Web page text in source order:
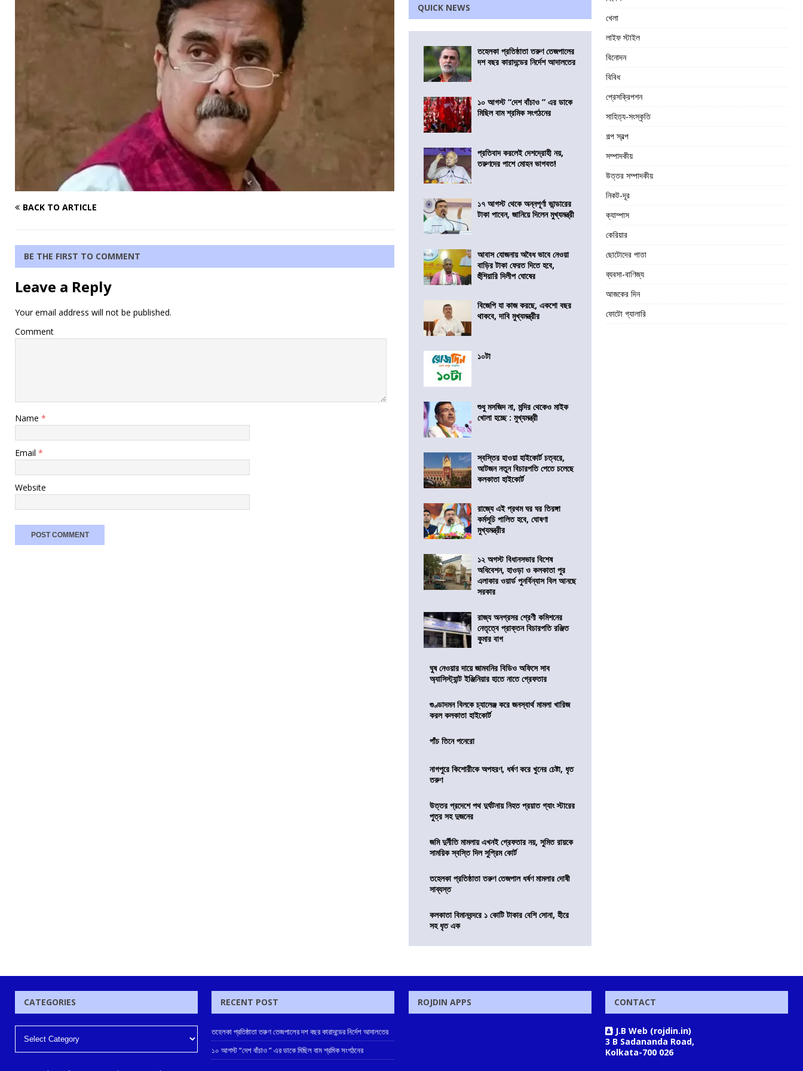
BACK TO ARTICLE
BE THE FIRST TO COMMENT
Leave a Reply
Your email address will not be published.
Comment
Name *
Email *
Website
QUICK NEWS
তহেলকা প্রতিষ্ঠাতা তরুণ তেজপালের
দশ বছর কারাদন্ডের নির্দেশ আদালতের
১০ আগস্ট “দেশ বাঁচাও ” এর ডাকে
মিছিল বাম শ্রমিক সংগঠনের
প্রতিবাদ করলেই দেশদ্রোহী নয়,
তরুণদের পাশে মোহন ভাগবত!
১৭ আগস্ট থেকে অন্নপূর্ণা ভান্ডারের
টাকা পাবেন, জানিয়ে দিলেন মুখ্যমন্ত্রী
আবাস যোজনায় অবৈধ ভাবে নেওয়া
বাড়ির টাকা ফেরত দিতে হবে,
হুঁশিয়ারি দিলীপ ঘোষের
বিজেপি যা কাজ করছে, একশো বছর
থাকবে, দাবি মুখ্যমন্ত্রীর
১০টা
শুধু মসজিদ না, মন্দির থেকেও মাইক
খোলা হচ্ছে : মুখ্যমন্ত্রী
স্বস্তির হাওয়া হাইকোর্ট চত্বরে,
আটজন নতুন বিচারপতি পেতে চলেছে
কলকাতা হাইকোর্ট
রাজ্যে এই প্রথম ঘর ঘর তিরঙ্গা
কর্মসূচি পালিত হবে, ঘোষণা
মুখ্যমন্ত্রীর
১২ অগস্ট বিধানসভার বিশেষ
অধিবেশন, হাওড়া ও কলকাতা পুর
এলাকার ওয়ার্ড পুনর্বিন্যাস বিল আনছে
সরকার
রাজ্য অনগ্রসর শ্রেণী কমিশনের
নেতৃত্বে প্রাক্তন বিচারপতি রঞ্জিত
কুমার বাগ
ঘুষ নেওয়ার দায়ে জামবনির বিডিও অফিসে সাব
অ্যাসিস্ট্যান্ট ইঞ্জিনিয়ার হাতে নাতে গ্রেফতার
গুণ্ডাদমন বিলকে চ্যালেঞ্জ করে জনস্বার্থ মামলা খারিজ
করল কলকাতা হাইকোর্ট
পাঁচ তিনে পনেরো
নাগপুরে কিশোরীকে অপহরণ, ধর্ষণ করে খুনের চেষ্টা, ধৃত
তরুণ
উত্তর প্রদেশে পথ দুর্ঘটনায় নিহত প্রয়াত গ্যাং স্টারের
পুত্র সহ দুজনের
জমি দুর্নীতি মামলায় এখনই গ্রেফতার নয়, সুমিত রায়কে
সাময়িক স্বস্তি দিল সুপ্রিম কোর্ট
তহেলকা প্রতিষ্ঠাতা তরুণ তেজপাল ধর্ষণ মামলার দোষী
সাব্যস্ত
কলকাতা বিমানবন্দরে ১ কোটি টাকার বেশি সোনা, হীরে
সহ ধৃত এক
খেলা
লাইফ স্টাইল
বিনোদন
বিবিধ
প্রেসক্রিপশন
সাহিত্য-সংস্কৃতি
গল্প স্বল্প
সম্পাদকীয়
উত্তর সম্পাদকীয়
নিকট-দূর
ক্যাম্পাস
কেরিয়ার
ছোটোদের পাতা
ব্যবসা-বাণিজ্য
আজকের দিন
ফোটো গ্যালারি
CATEGORIES RECENT POST
তহেলকা প্রতিষ্ঠাতা তরুণ তেজপালের দশ বছর কারাদন্ডের নির্দেশ আদালতের
১০ আগস্ট “দেশ বাঁচাও ” এর ডাকে মিছিল বাম শ্রমিক সংগঠনের
ROJDIN APPS CONTACT
J.B Web (rojdin.in)
3 B Sadananda Road,
Kolkata-700 026